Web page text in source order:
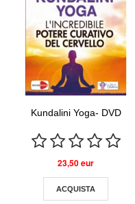
Kundalini Yoga- DVD
23,50 eur
ACQUISTA